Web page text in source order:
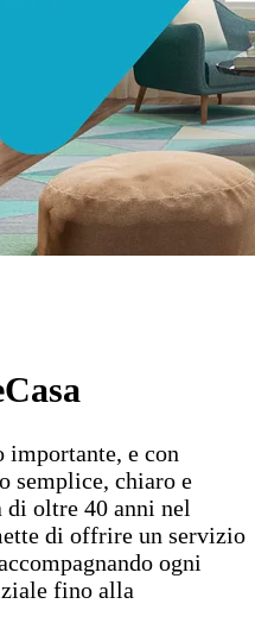
importante, e con
semplice, chiaro e
di oltre 40 anni nel
di offrire un servizio
ogni
fino alla